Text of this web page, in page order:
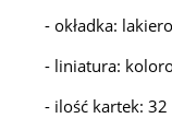
- okładka:
- liniatura:
- ilość kartek: 32